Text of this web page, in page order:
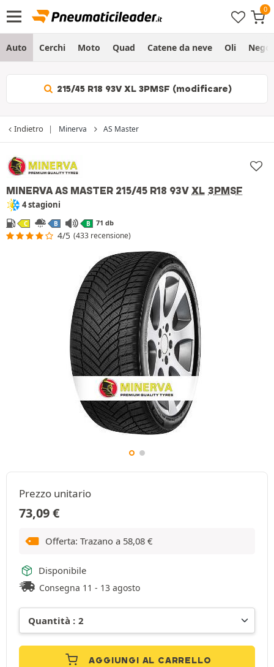
Auto Cerchi Moto Quad Catene da neve Oli
215/45 R18 93V XL 3PMSF (modificare)
Indietro Minerva AS Master
MINERVA AS MASTER 215/45 R18 93V XL 3PMSF
4 stagioni
C B B 71 db
4/5 (433 recensione)
Prezzo unitario
73,09€
Offerta: Trazano a 58,08 €
Disponibile
Consegna 11 - 13 agosto
AGGIUNGI AL CARRELLO